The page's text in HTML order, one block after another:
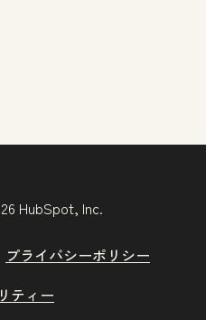
HubSpot, Inc.
プライバシーポリシー
ティー